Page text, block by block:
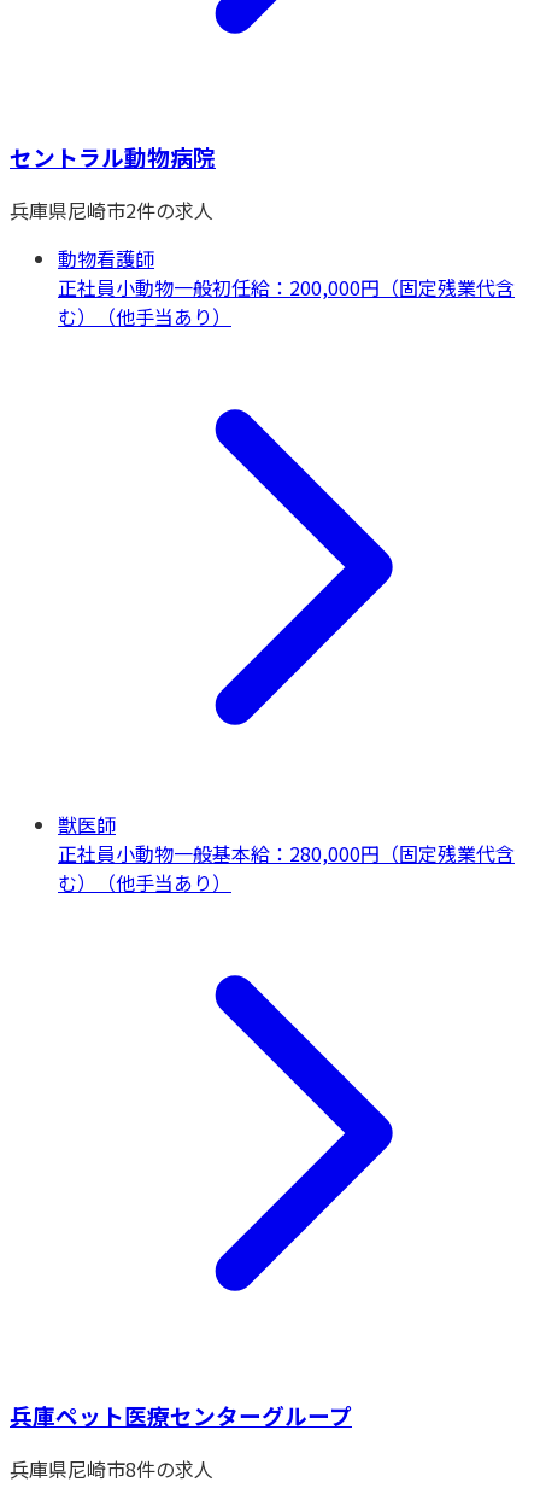
セントラル動物病院
兵庫県尼崎市2件の求人
動物看護師
正社員小動物一般初任給：200,000円（固定残業代含
む）（他手当あり）
獣医師
正社員小動物一般基本給：280,000円（固定残業代含
む）（他手当あり）
兵庫ペット医療センターグループ
兵庫県尼崎市8件の求人